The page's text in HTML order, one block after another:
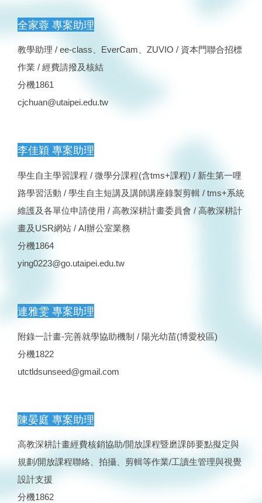
全家蓉 專案助理
教學助理 / ee-class、EverCam、ZUVIO / 資本門聯合招標
作業 / 經費請撥及核結
分機1861
cjchuan@utaipei.edu.tw
李佳穎 專案助理
學生自主學習課程 / 微學分課程(含tms+課程) / 新生第一哩
路學習活動 / 學生自主短講及講師講座錄製剪輯 / tms+系統
維護及各單位申請使用 / 高教深耕計畫委員會 / 高教深耕計
畫及USR網站 / AI辦公室業務
分機1864
ying0223@go.utaipei.edu.tw
連雅雯 專案助理
附錄一計畫-完善就學協助機制 / 陽光幼苗(博愛校區)
分機1822
utctldsunseed@gmail.com
陳晏庭 專案助理
高教深耕計畫經費核銷協助/開放課程暨磨課師要點擬定與
規劃/開放課程聯絡、拍攝、剪輯等作業/工讀生管理與視覺
設計支援
分機1862